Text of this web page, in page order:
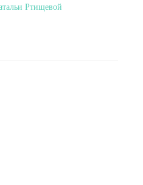
Ртищевой